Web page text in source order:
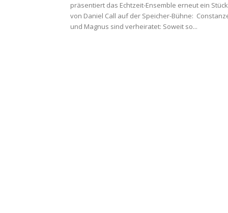
präsentiert das Echtzeit-Ensemble erneut ein Stück
von Daniel Call auf der Speicher-Bühne:
und Magnus sind verheiratet: Soweit so...